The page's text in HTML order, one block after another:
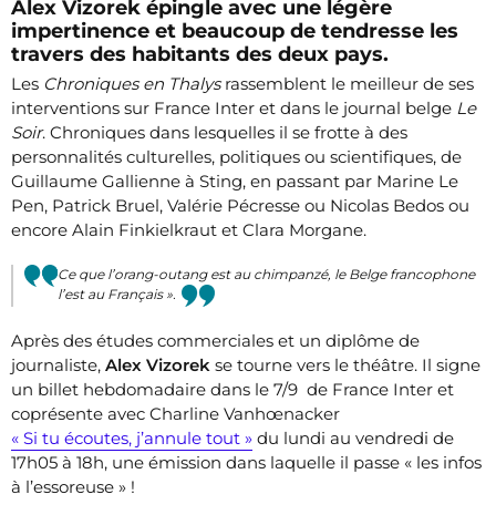
Alex Vizorek épingle avec une légère
impertinence et beaucoup de tendresse les
travers des habitants des deux pays.
Les Chroniques en Thalysrassemblent le meilleur de ses
interventions sur France Inter et dans le journal belge Le
Soir. Chroniques dans lesquelles il se frotte à des
personnalités culturelles, politiques ou scientifiques, de
Guillaume Gallienne à Sting, en passant par Marine Le
Pen, Patrick Bruel, Valérie Pécresse ou Nicolas Bedos ou
encore Alain Finkielkraut et Clara Morgane.
Ce que l’orang-outang est au chimpanzé, le Belge francophone
l’est au Français ».
Après des études commerciales et un diplôme de
journaliste, Alex Vizorek se tourne vers le théâtre. Il signe
un billet hebdomadaire dans le 7/9 de France Inter et
coprésente avec Charline Vanhœnacker
« Si tu écoutes, j’annule tout » du lundi au vendredi de
17h05 à 18h, une émission dans laquelle il passe « les infos
à l’essoreuse » !